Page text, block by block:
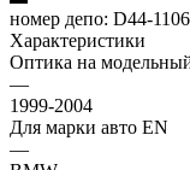
номер депо: D44-
Характеристики
Оптика на
—
1999-2004
Для марки авто EN
—